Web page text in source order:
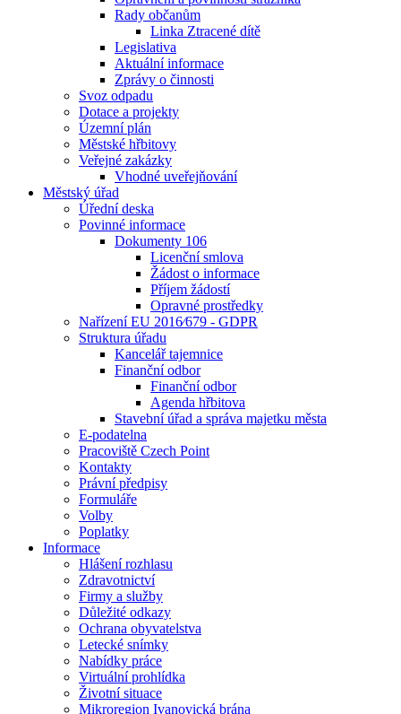
Rady občanům
Linka Ztracené dítě
Legislativa
Aktuální informace
Zprávy o činnosti
Svoz odpadu
Dotace a projekty
Územní plán
Městské hřbitovy
Veřejné zakázky
Vhodné uveřejňování
Městský úřad
Úřední deska
Povinné informace
Dokumenty 106
Licenční smlova
Žádost o informace
Příjem žádostí
Opravné prostředky
Nařízení EU 2016⁄679 - GDPR
Struktura úřadu
Kancelář tajemnice
Finanční odbor
Finanční odbor
Agenda hřbitova
Stavební úřad a správa majetku města
E-podatelna
Pracoviště Czech Point
Kontakty
Právní předpisy
Formuláře
Volby
Poplatky
Informace
Hlášení rozhlasu
Zdravotnictví
Firmy a služby
Důležité odkazy
Ochrana obyvatelstva
Letecké snímky
Nabídky práce
Virtuální prohlídka
Životní situace
Mikroregion Ivanovická brána